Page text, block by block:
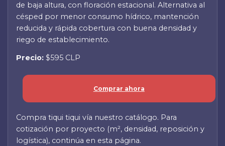
de baja altura, con floración estacional. Alternativa al
césped por menor consumo hídrico, mantención
reducida y rápida cobertura con buena densidad y
riego de establecimiento.
Precio: $595 CLP
Comprar ahora
Compra tiqui tiqui vía nuestro catálogo. Para
cotización por proyecto (m², densidad, reposición y
logística), continúa en esta página.